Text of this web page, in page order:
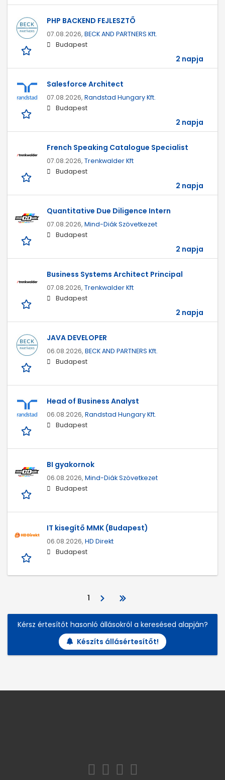
PHP BACKEND FEJLESZTŐ
07.08.2026, BECK AND PARTNERS Kft.
Budapest
2 napja
Salesforce Architect
07.08.2026, Randstad Hungary Kft.
Budapest
2 napja
French Speaking Catalogue Specialist
07.08.2026, Trenkwalder Kft
Budapest
2 napja
Quantitative Due Diligence Intern
07.08.2026, Mind-Diák Szövetkezet
Budapest
2 napja
Business Systems Architect Principal
07.08.2026, Trenkwalder Kft
Budapest
2 napja
JAVA DEVELOPER
06.08.2026, BECK AND PARTNERS Kft.
Budapest
Head of Business Analyst
06.08.2026, Randstad Hungary Kft.
Budapest
BI gyakornok
06.08.2026, Mind-Diák Szövetkezet
Budapest
IT kisegítő MMK (Budapest)
06.08.2026, HD Direkt
Budapest
1
Kérsz értesítőt hasonló állásokról a keresésed alapján?
Készíts állásértesítőt!